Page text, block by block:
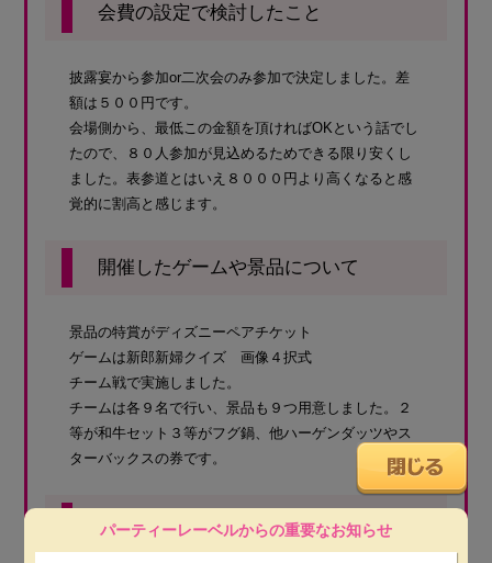
会費の設定で検討したこと
披露宴から参加or二次会のみ参加で決定しました。差
額は５００円です。
会場側から、最低この金額を頂ければOKという話でし
たので、８０人参加が見込めるためできる限り安くし
ました。表参道とはいえ８０００円より高くなると感
覚的に割高と感じます。
開催したゲームや景品について
景品の特賞がディズニーペアチケット
ゲームは新郎新婦クイズ 画像４択式
チーム戦で実施しました。
チームは各９名で行い、景品も９つ用意しました。２
等が和牛セット３等がフグ鍋、他ハーゲンダッツやス
ターバックスの券です。
皆様へのアドバイス・その他
パーティーレーベルからの重要なお知らせ